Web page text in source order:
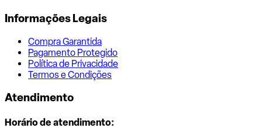
Informações Legais
Compra Garantida
Pagamento Protegido
Política de Privacidade
Termos e Condições
Atendimento
Horário de atendimento: